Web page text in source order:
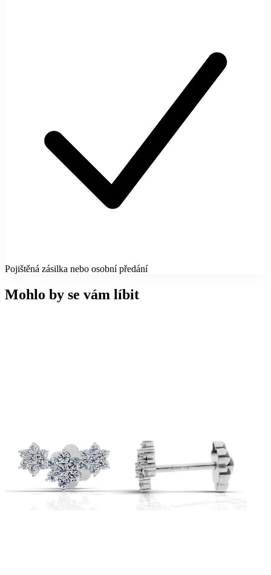
Pojištěná zásilka nebo osobní předání
Mohlo by se vám líbit